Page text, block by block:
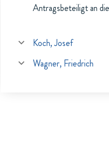
Antragsbeteiligt an
Koch, Josef
Wagner, Friedrich